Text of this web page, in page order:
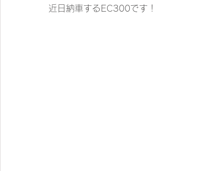
近日納車するEC300です！